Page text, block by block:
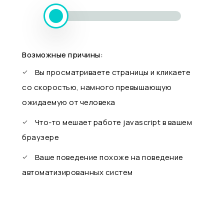
Возможные причины:
Вы просматриваете страницы и кликаете
со скоростью, намного превышающую
ожидаемую от человека
Что-то мешает работе javascript в вашем
браузере
Ваше поведение похоже на поведение
автоматизированных систем